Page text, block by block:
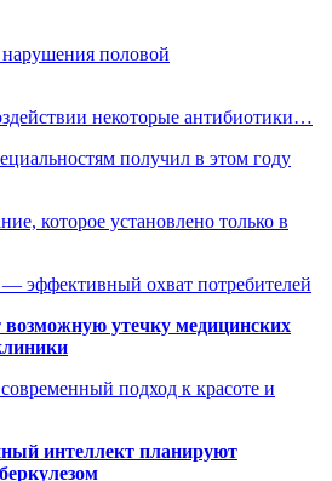
нарушения половой
некоторые антибиотики…
получил в этом году
которое установлено только в
эффективный охват потребителей
утечку медицинских
подход к красоте и
интеллект планируют